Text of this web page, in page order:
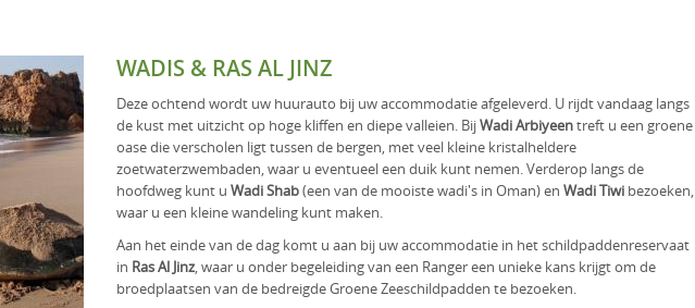
WADIS & RAS AL JINZ
Deze ochtend wordt uw huurauto bij uw accommodatie afgeleverd. U rijdt vandaag langs
de kust met uitzicht op hoge kliffen en diepe valleien. BijWadi Arbiyeentreft u een groene
oase die verscholen ligt tussen de bergen, met veel kleine kristalheldere
zoetwaterzwembaden, waar u eventueel een duik kunt nemen. Verderop langs de
hoofdweg kunt u Wadi Shab(een van de mooiste wadi's in Oman) en Wadi Tiwi bezoeken,
waar u een kleine wandeling kunt maken.
Aan het einde van de dag komt u aan bij uw accommodatie in het schildpaddenreservaat
in Ras Al Jinz, waar u onder begeleiding van een Ranger een unieke kans krijgt om de
broedplaatsen van de bedreigde Groene Zeeschildpadden te bezoeken.